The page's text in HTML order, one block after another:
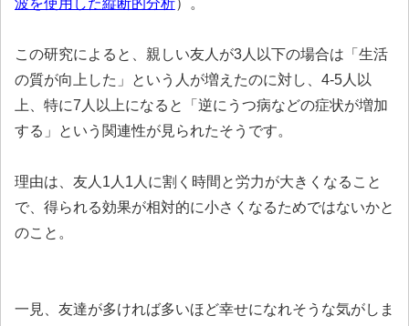
波を使用した縦断的分析）。
この研究によると、親しい友人が3人以下の場合は「生活
の質が向上した」という人が増えたのに対し、4-5人以
上、特に7人以上になると「逆にうつ病などの症状が増加
する」という関連性が見られたそうです。
理由は、友人1人1人に割く時間と労力が大きくなること
で、得られる効果が相対的に小さくなるためではないかと
のこと。
一見、友達が多ければ多いほど幸せになれそうな気がしま